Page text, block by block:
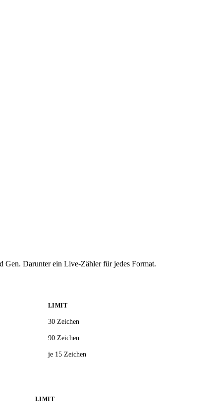
Darunter ein Live-Zähler für jedes Format.
LIMIT
30 Zeichen
90 Zeichen
je 15 Zeichen
LIMIT